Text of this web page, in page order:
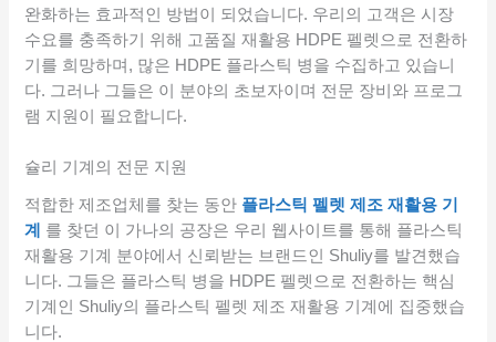
완화하는 효과적인 방법이 되었습니다. 우리의 고객은 시장
수요를 충족하기 위해 고품질 재활용 HDPE 펠렛으로 전환하
기를 희망하며, 많은 HDPE 플라스틱 병을 수집하고 있습니
다. 그러나 그들은 이 분야의 초보자이며 전문 장비와 프로그
램 지원이 필요합니다.
슐리 기계의 전문 지원
적합한 제조업체를 찾는 동안 플라스틱 펠렛 제조 재활용 기
계 를 찾던 이 가나의 공장은 우리 웹사이트를 통해 플라스틱
재활용 기계 분야에서 신뢰받는 브랜드인 Shuliy를 발견했습
니다. 그들은 플라스틱 병을 HDPE 펠렛으로 전환하는 핵심
기계인 Shuliy의 플라스틱 펠렛 제조 재활용 기계에 집중했습
니다.